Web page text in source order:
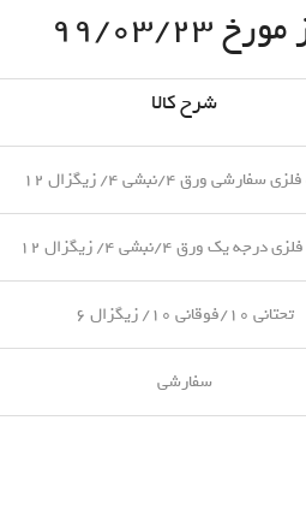
۰۳/۲۳
شرح کالا
سفارشی ورق ۴/نبشی ۴/ زیگزال ۱۲
یک ورق ۴/نبشی ۴/ زیگزال ۱۲
تحتانی ۱۰/فوقانی ۱۰/ زیگزال ۶
سفارشی